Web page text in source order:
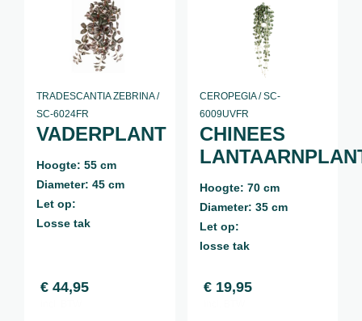
TRADESCANTIA ZEBRINA /
SC-6024FR
VADERPLANT
Hoogte: 55 cm
Diameter: 45 cm
Let op:
Losse tak
€ 44,95
CEROPEGIA / SC-
6009UVFR
CHINEES
Hoogte: 70 cm
Diameter: 35 cm
Let op:
losse tak
€19,95